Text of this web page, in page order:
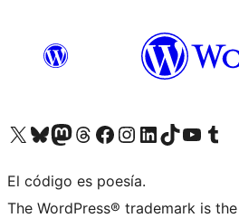
Visitá nuestra cuenta de X (anteriormente Twitter)
Visitá nuestra cuenta de Bluesky
Visitá nuestra cuenta de Mastodon
Visitá nuestra cuenta de Threads
Visitá nuestra página de Facebook
Visitá nuestra cuenta de Instagram
Visitá nuestra cuenta de LinkedIn
Visitá nuestra cuenta de TikTok
Visitá nuestro canal de
Visitá nuestra
El código es poesía.
The WordPress® trademark is